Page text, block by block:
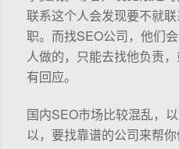
联系这个人会发现要不就
职。而找SEO公司，他们
人做的，只能去找他负责
有回应。
国内SEO市场比较混乱，
以，要找靠谱的公司来帮你